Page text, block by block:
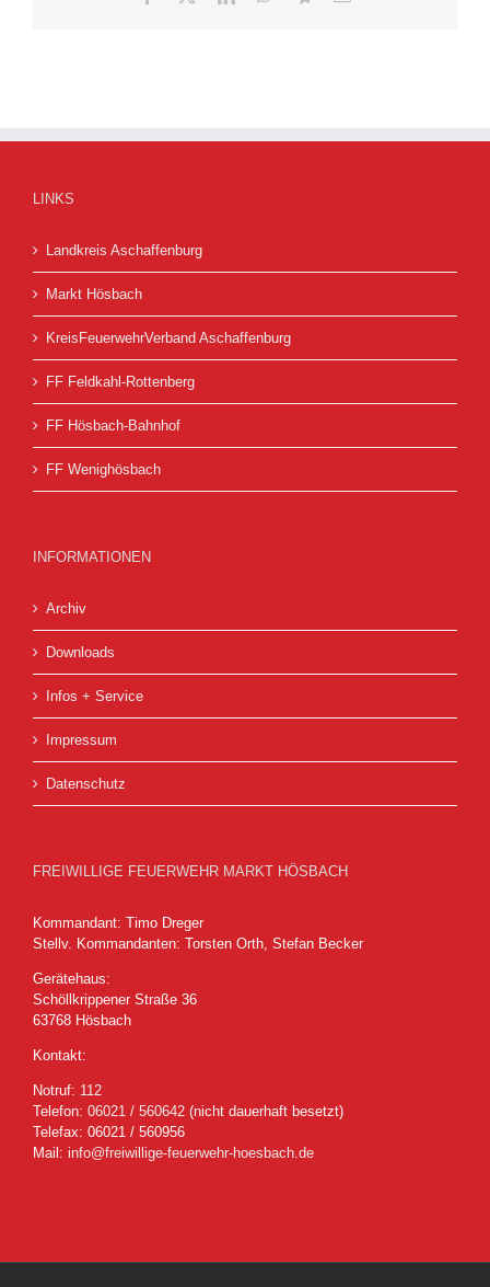
LINKS
Landkreis Aschaffenburg
Markt Hösbach
KreisFeuerwehrVerband Aschaffenburg
FF Feldkahl-Rottenberg
FF Hösbach-Bahnhof
FF Wenighösbach
INFORMATIONEN
Archiv
Downloads
Infos + Service
Impressum
Datenschutz
FREIWILLIGE FEUERWEHR MARKT HÖSBACH
Kommandant: Timo Dreger
Stellv. Kommandanten: Torsten Orth, Stefan Becker
Gerätehaus:
Schöllkrippener Straße 36
63768 Hösbach
Kontakt:
Notruf: 112
Telefon: 06021 / 560642 (nicht dauerhaft besetzt)
Telefax: 06021 / 560956
Mail: info@freiwillige-feuerwehr-hoesbach.de